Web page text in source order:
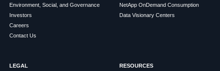
Environment, Social, and Governance
Investors
Careers
Contact Us
NetApp OnDemand Consumption
Data Visionary Centers
LEGAL
RESOURCES